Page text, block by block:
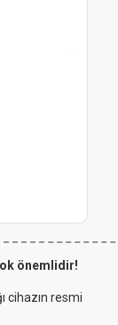
önemlidir!
cihazın resmi